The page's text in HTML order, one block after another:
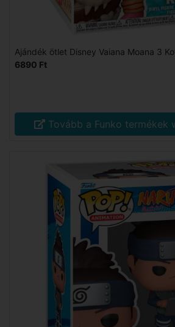
Ajándék ötlet Disney Vaiana Moana 3
6890 Ft
Tovább a Funko termékek